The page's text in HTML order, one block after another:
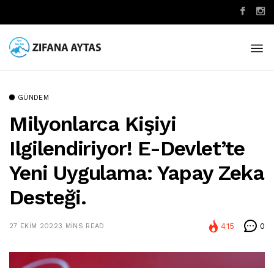
GÜNDEM
Milyonlarca Kişiyi
Ilgilendiriyor! E-Devlet’te
Yeni Uygulama: Yapay Zeka
Desteği.
27 EKIM 20223 MINS READ 415 0